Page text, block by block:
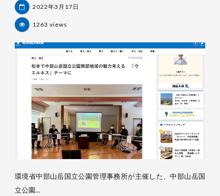
2022年3月17日
浦
1263 views
環境省中部山岳国立公園管理事務所が主催した、中部山岳国
立公園…